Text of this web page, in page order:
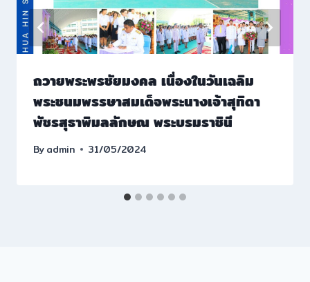
ถวายพระพรชัยมงคล เนื่องในวันเฉลิม
พระชนมพรรษาสมเด็จพระนางเจ้าสุทิดา
พัชรสุธาพิมลลักษณ พระบรมราชินี
Byadmin 31/05/2024